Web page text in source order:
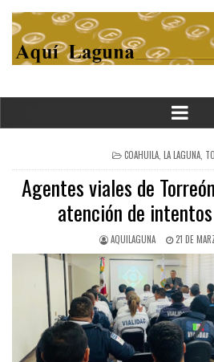
POSTED
IN
COAHUILA, LA LAGUNA,
Agentes viales de
atención de
AQUILAGUNA 21 DE